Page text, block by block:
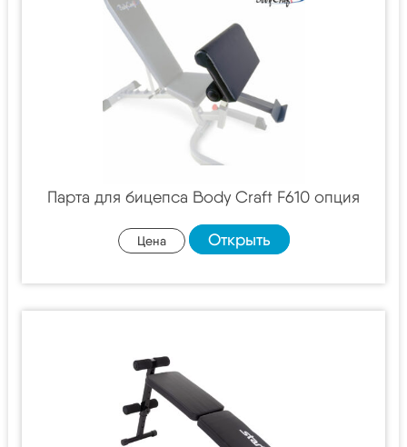
Парта для бицепса Body Craft F610 опция
Цена Открыть